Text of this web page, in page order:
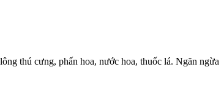
thú cưng, phấn hoa, nước hoa, thuốc lá. Ngăn ngừa